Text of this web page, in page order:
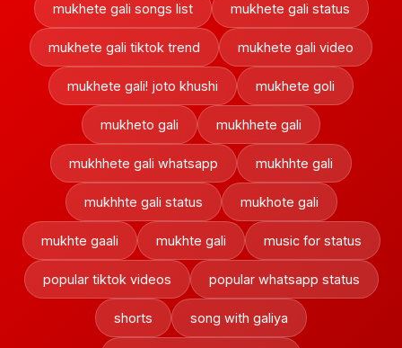
mukhete gali songs list mukhete gali status
mukhete gali tiktok trend mukhete gali video
mukhete gali! joto khushi mukhete goli
mukheto gali mukhhete gali
mukhhete gali whatsapp mukhhte gali
mukhhte gali status mukhote gali
mukhte gaali mukhte gali music for status
popular tiktok videos popular whatsapp status
shorts song with galiya